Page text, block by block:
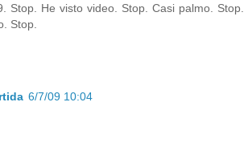
Stop. He visto video. Stop. Casi palmo. Stop.
Stop.
6/7/09 10:04